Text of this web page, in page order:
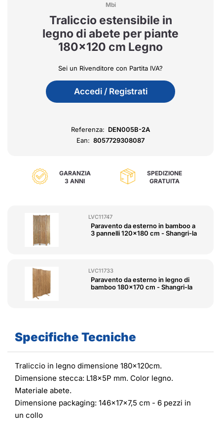
Mbi
Traliccio estensibile in
legno di abete per piante
180x120 cm Legno
Sei un Rivenditore con Partita IVA?
Accedi / Registrati
Referenza: DEN005B-2A
Ean: 8057729308087
GARANZIA
3 ANNI
SPEDIZIONE
GRATUITA
LVC11747
Paravento da esterno in bamboo a
3 pannelli 120x180 cm - Shangri-la
LVC11733
Paravento da esterno in legno di
bamboo 180x170 cm - Shangri-la
Specifiche Tecniche
Traliccio in legno dimensione 180x120cm.
Dimensione stecca: L18x5P mm. Color legno.
Materiale abete.
Dimensione packaging: 146x17x7,5 cm - 6 pezzi in
un collo